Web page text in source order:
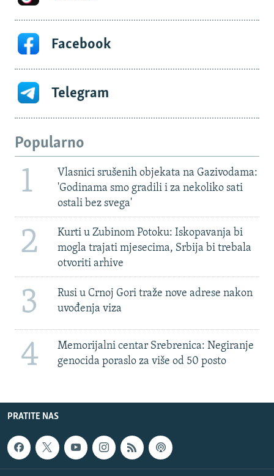
Facebook
Telegram
Popularno
1
Vlasnici srušenih objekata na Gazivodama:
'Godinama smo gradili i za nekoliko sati
ostali bez svega'
2
Kurti u Zubinom Potoku: Iskopavanja bi
mogla trajati mjesecima, Srbija bi trebala
otvoriti arhive
3
Rusi u Crnoj Gori traže nove adrese nakon
uvođenja viza
4
Memorijalni centar Srebrenica: Negiranje
genocida poraslo za više od 50 posto
PRATITE NAS